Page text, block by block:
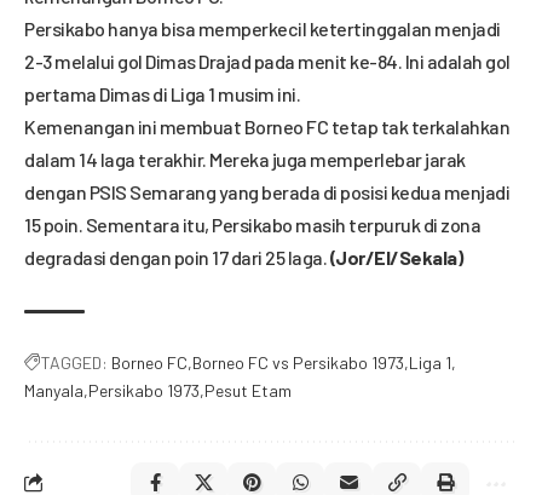
Persikabo hanya bisa memperkecil ketertinggalan menjadi
2-3 melalui gol Dimas Drajad pada menit ke-84. Ini adalah gol
pertama Dimas di Liga 1 musim ini.
Kemenangan ini membuat Borneo FC tetap tak terkalahkan
dalam 14 laga terakhir. Mereka juga memperlebar jarak
dengan PSIS Semarang yang berada di posisi kedua menjadi
15 poin. Sementara itu, Persikabo masih terpuruk di zona
degradasi dengan poin 17 dari 25 laga. (Jor/El/Sekala)
TAGGED: Borneo FC Borneo FC vs Persikabo 1973 Liga 1
Manyala Persikabo 1973 Pesut Etam